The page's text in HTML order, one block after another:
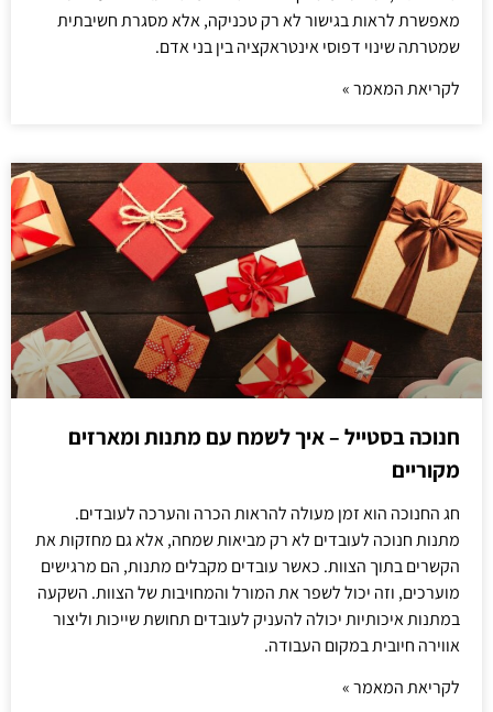
מאפשרת לראות בגישור לא רק טכניקה, אלא מסגרת חשיבתית
שמטרתה שינוי דפוסי אינטראקציה בין בני אדם.
לקריאת המאמר »
חנוכה בסטייל – איך לשמח עם מתנות ומארזים
מקוריים
חג החנוכה הוא זמן מעולה להראות הכרה והערכה לעובדים.
מתנות חנוכה לעובדים לא רק מביאות שמחה, אלא גם מחזקות את
הקשרים בתוך הצוות. כאשר עובדים מקבלים מתנות, הם מרגישים
מוערכים, וזה יכול לשפר את המורל והמחויבות של הצוות. השקעה
במתנות איכותיות יכולה להעניק לעובדים תחושת שייכות וליצור
אווירה חיובית במקום העבודה.
לקריאת המאמר »